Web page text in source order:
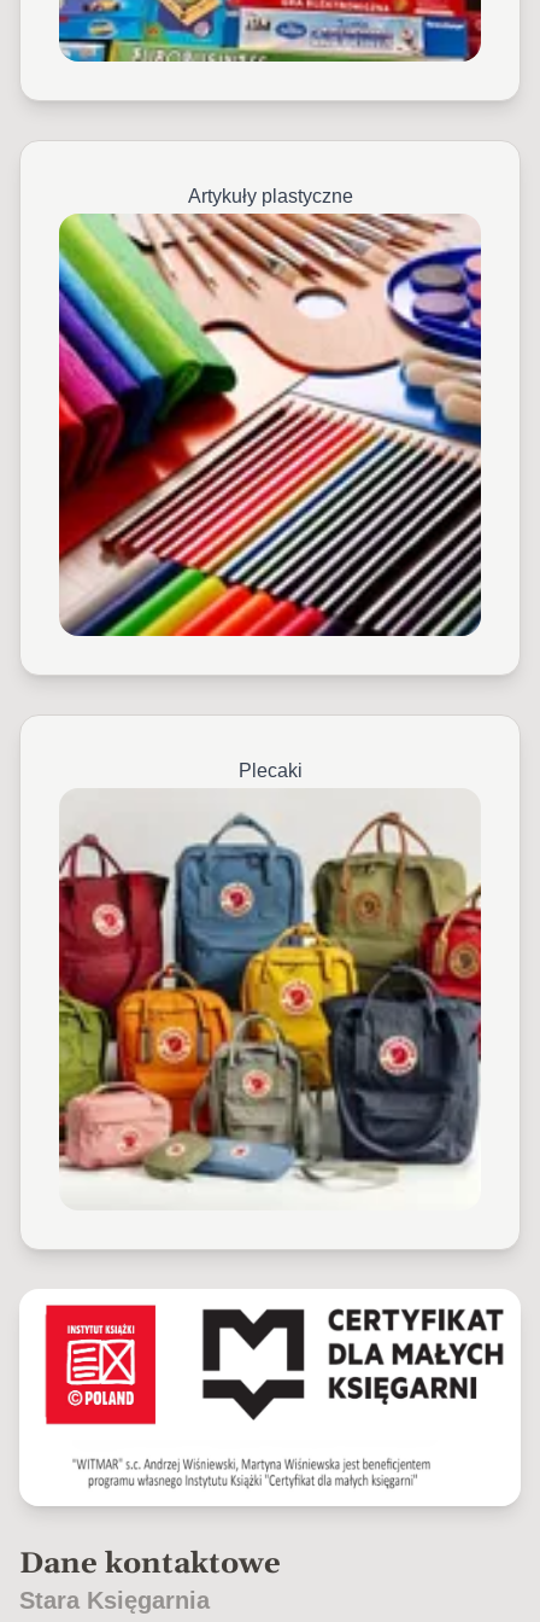
Artykuły plastyczne
Plecaki
Dane kontaktowe
Stara Księgarnia